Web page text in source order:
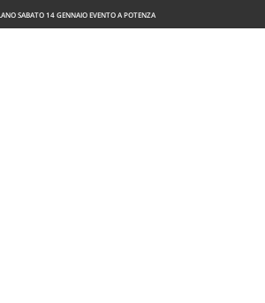
SABATO 14 GENNAIO EVENTO A POTENZA